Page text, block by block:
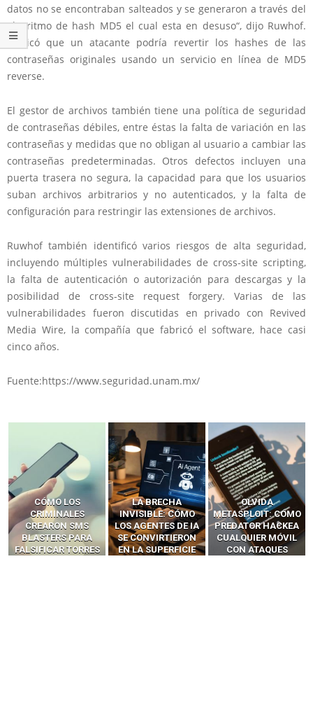
datos no se encontraban salteados y se generaron a través del
algoritmo de hash MD5 el cual esta en desuso“, dijo Ruwhof.
Explicó que un atacante podría revertir los hashes de las
contraseñas originales usando un servicio en línea de MD5
reverse.
El gestor de archivos también tiene una política de seguridad
de contraseñas débiles, entre éstas la falta de variación en las
contraseñas y medidas que no obligan al usuario a cambiar las
contraseñas predeterminadas. Otros defectos incluyen
una
puerta trasera no segura, la capacidad para que los usuarios
suban archivos arbitrarios y no autenticados, y la falta de
configuración para restringir las extensiones de archivos.
Ruwhof también identificó varios riesgos de alta seguridad,
incluyendo múltiples vulnerabilidades de cross-site scripting,
la falta de autenticación o autorización para descargas y la
posibilidad
de cross-site request forgery. Varias de las
vulnerabilidades fueron discutidas en privado con Revived
Media Wire, la compañía que fabricó el software, hace casi
cinco años.
Fuente:https://www.seguridad.unam.mx/
LA BRECHA
INVISIBLE: CÓMO
LOS AGENTES DE IA
SE CONVIRTIERON
EN LA SUPERFICIE
OLVIDA
METASPLOIT: CÓMO
PREDATOR HACKEA
CUALQUIER MÓVIL
CON ATAQUES
CÓMO LOS HACKERS
INTERCEPTAN OTPS
Y LLAMADAS
MÓVILES SIN
‘HACKEAR’ — EL